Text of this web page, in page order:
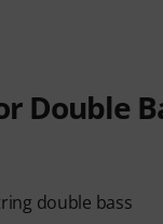
Double
double bass